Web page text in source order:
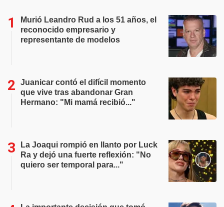
Murió Leandro Rud a los 51 años, el
reconocido empresario y
representante de modelos
Juanicar contó el difícil momento
que vive tras abandonar Gran
Hermano: "Mi mamá recibió..."
La Joaqui rompió en llanto por Luck
Ra y dejó una fuerte reflexión: "No
quiero ser temporal para..."